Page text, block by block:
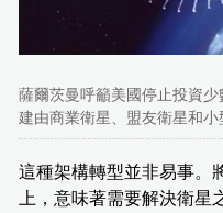
薩爾茨曼呼籲美國停止投資
建由商業衛星、盟友衛星和小
這種架構轉型並非易事。
上，意味著需要解決衛